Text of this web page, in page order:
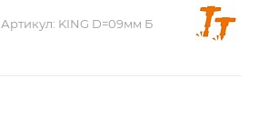
Артикул: KING D=09мм Б